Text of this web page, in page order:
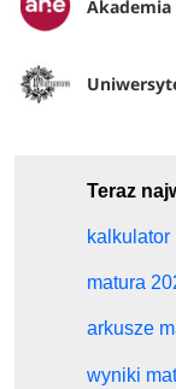
Akademia
Teraz
kalkulator
matura
arkusze
wyniki